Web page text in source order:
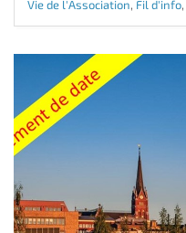
Vie de l'Association, Fil d'info,